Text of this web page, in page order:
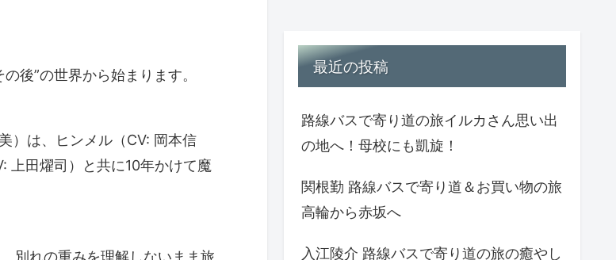
後”の世界から始まります。
）は、ヒンメル（CV: 岡本信
上田燿司）と共に10年かけて魔
別れの重みを理解しないまま旅
最近の投稿
路線バスで寄り道の旅イルカさん思い出
の地へ！母校にも凱旋！
関根勤 路線バスで寄り道＆お買い物の旅
高輪から赤坂へ
入江陵介 路線バスで寄り道の旅の癒やし